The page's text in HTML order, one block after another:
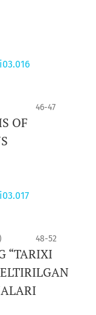
46-47
OF
48-52
“TARIXI